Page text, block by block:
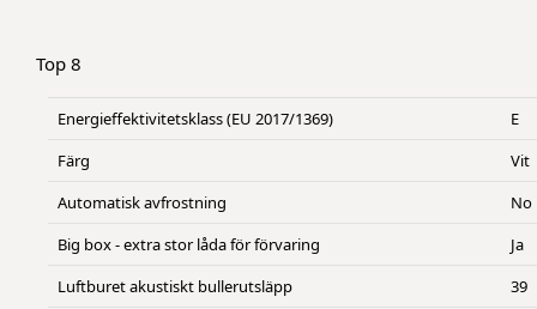
Top 8
Energieffektivitetsklass (EU 2017/1369)
E
Färg
Vit
Automatisk avfrostning
No
Big box - extra stor låda för förvaring
Ja
Luftburet akustiskt bullerutsläpp
39